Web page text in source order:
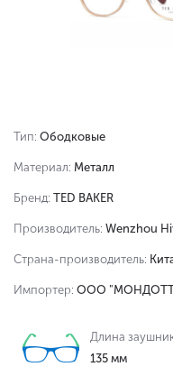
Тип: Ободковые
Материал: Металл
Бренд: TED BAKER
Производитель: Wenzhou
Страна-производитель:
Импортер: ООО
Длина
135 мм